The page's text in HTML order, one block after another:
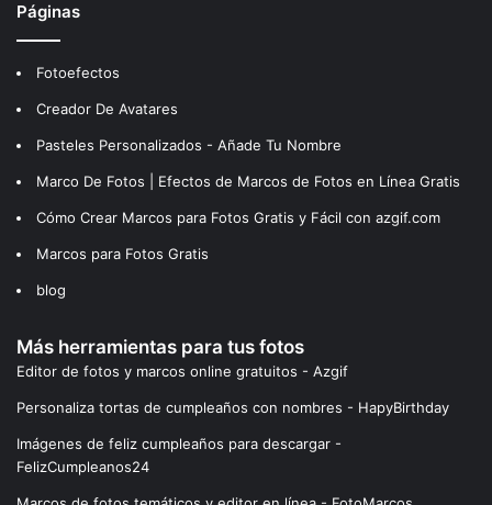
Páginas
Fotoefectos
Creador De Avatares
Pasteles Personalizados - Añade Tu Nombre
Marco De Fotos | Efectos de Marcos de Fotos en Línea Gratis
Cómo Crear Marcos para Fotos Gratis y Fácil con azgif.com
Marcos para Fotos Gratis
blog
Más herramientas para tus fotos
Editor de fotos y marcos online gratuitos - Azgif
Personaliza tortas de cumpleaños con nombres - HapyBirthday
Imágenes de feliz cumpleaños para descargar -
FelizCumpleanos24